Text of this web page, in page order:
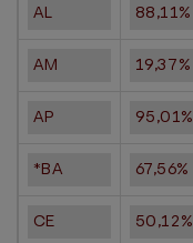
AL 88,11%
AM 19,37%
AP 95,01%
*BA 67,56%
CE 50,12%